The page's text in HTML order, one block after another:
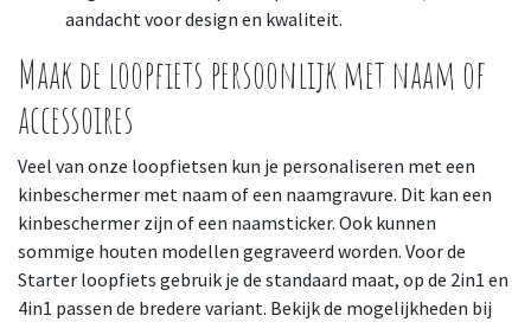
aandacht voor design en kwaliteit.
Maak de loopfiets persoonlijk met naam of
accessoires
Veel van onze loopfietsen kun je personaliseren met een
kinbeschermer met naam of een naamgravure. Dit kan een
kinbeschermer zijn of een naamsticker. Ook kunnen
sommige houten modellen gegraveerd worden. Voor de
Starter loopfiets gebruik je de standaard maat, op de 2in1 en
4in1 passen de bredere variant. Bekijk de mogelijkheden bij